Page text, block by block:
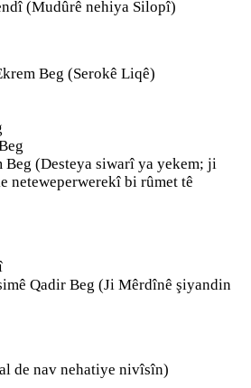
(Mudûrê nehiya Silopî)
Beg (Serokê Liqê)
Beg (Desteya siwarî ya yekem; ji
neteweperwerekî bi rûmet tê
Qadir Beg (Ji Mêrdînê şiyandin
de nav nehatiye nivîsîn)